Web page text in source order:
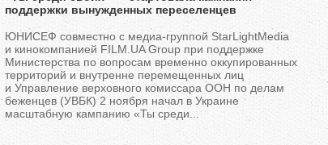
поддержки вынужденных переселенцев
ЮНИСЕФ совместно с медиа-группой StarLightMedia
и кинокомпанией FILM.UA Group при поддержке
Министерства по вопросам временно оккупированных
территорий и внутренне перемещенных лиц
и Управление верховного комиссара ООН по делам
беженцев (УВБК) 2 ноября начал в Украине
масштабную кампанию «Ты среди...